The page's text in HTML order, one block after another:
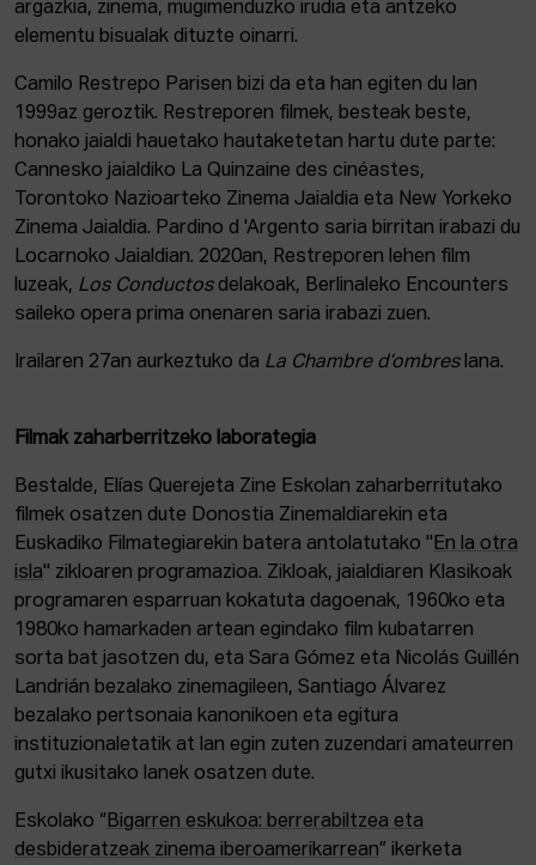
argazkia, zinema, mugimenduzko irudia eta antzeko
elementu bisualak dituzte oinarri.
Camilo Restrepo Parisen bizi da eta han egiten du lan
1999az geroztik. Restreporen filmek, besteak beste,
honako jaialdi hauetako hautaketetan hartu dute parte:
Cannesko jaialdiko La Quinzaine des cinéastes,
Torontoko Nazioarteko Zinema Jaialdia eta New Yorkeko
Zinema Jaialdia. Pardino d 'Argento saria birritan irabazi du
Locarnoko Jaialdian. 2020an, Restreporen lehen film
luzeak, Los Conductosdelakoak, Berlinaleko Encounters
saileko opera prima onenaren saria irabazi zuen.
Irailaren 27an aurkeztuko da La Chambre d’ombreslana.
Filmak zaharberritzeko laborategia
Bestalde, Elías Querejeta Zine Eskolan zaharberritutako
filmek osatzen dute Donostia Zinemaldiarekin eta
Euskadiko Filmategiarekin batera antolatutako " En la otra
isla" zikloaren programazioa. Zikloak, jaialdiaren Klasikoak
programaren esparruan kokatuta dagoenak, 1960ko eta
1980ko hamarkaden artean egindako film kubatarren
sorta bat jasotzen du, eta Sara Gómez eta Nicolás Guillén
Landrián bezalako zinemagileen, Santiago Álvarez
bezalako pertsonaia kanonikoen eta egitura
instituzionaletatik at lan egin zuten zuzendari amateurren
gutxi ikusitako lanek osatzen dute.
Eskolako “ Bigarren eskukoa: berrerabiltzea eta
desbideratzeak zinema iberoamerikarrean” ikerketa